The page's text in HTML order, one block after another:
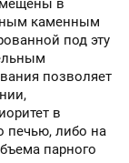
в
каменным
под эту
позволяет
в
печью, либо на
парного